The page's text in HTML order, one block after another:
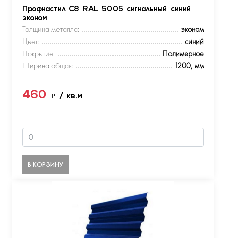
Профнастил С8 RAL 5005 сигнальный синий
эконом
Толщина металла:
эконом
Цвет:
синий
Покрытие:
Полимерное
Ширина общая:
1200, мм
460 ₽ / кв.м
В КОРЗИНУ